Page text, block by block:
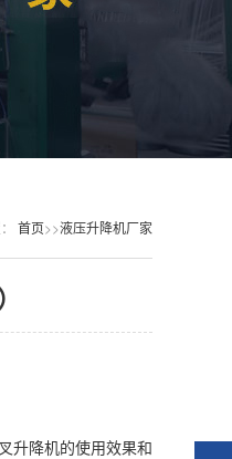
首页>>液压升降机厂家
升降机的使用效果和